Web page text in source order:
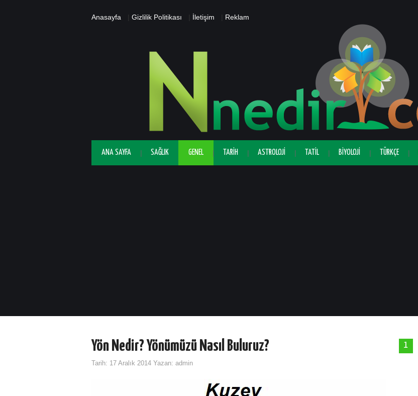
Anasayfa Gizlilik Politikası İletişim Reklam
ANA SAYFA SAĞLIK GENEL TARIH ASTROLOJI TATIL BIYOLOJI TÜRKÇE
1
Yön Nedir? Yönümüzü Nasıl Buluruz?
Tarih: 17 Aralık 2014 Yazan: admin